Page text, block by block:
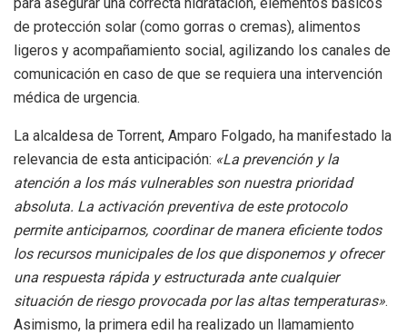
de protección solar (como gorras o cremas), alimentos
ligeros y acompañamiento social, agilizando los canales de
comunicación en caso de que se requiera una intervención
médica de urgencia.
La alcaldesa de Torrent, Amparo Folgado, ha manifestado la
relevancia de esta anticipación: «La prevención y la
atención a los más vulnerables son nuestra prioridad
absoluta. La activación preventiva de este protocolo
permite anticiparnos, coordinar de manera eficiente todos
los recursos municipales de los que disponemos y ofrecer
una respuesta rápida y estructurada ante cualquier
situación de riesgo provocada por las altas temperaturas».
Asimismo, la primera edil ha realizado un llamamiento